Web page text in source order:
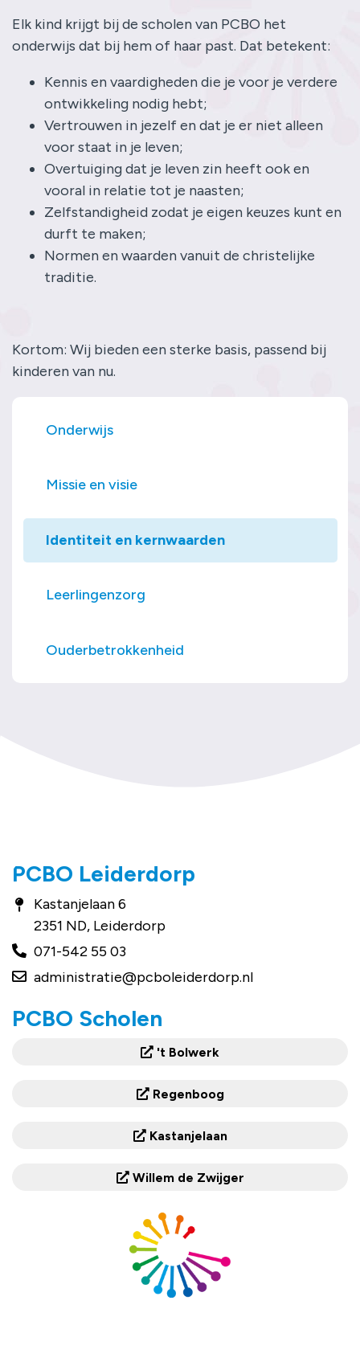
Elk kind krijgt bij de scholen van PCBO het
onderwijs dat bij hem of haar past. Dat betekent:
Kennis en vaardigheden die je voor je verdere
ontwikkeling nodig hebt;
Vertrouwen in jezelf en dat je er niet alleen
voor staat in je leven;
Overtuiging dat je leven zin heeft ook en
vooral in relatie tot je naasten;
Zelfstandigheid zodat je eigen keuzes kunt en
durft te maken;
Normen en waarden vanuit de christelijke
traditie.
Kortom: Wij bieden een sterke basis, passend bij
kinderen van nu.
Onderwijs
Missie en visie
Identiteit en kernwaarden
Leerlingenzorg
Ouderbetrokkenheid
PCBO Leiderdorp
Kastanjelaan 6
2351 ND, Leiderdorp
071-542 55 03
administratie@pcboleiderdorp.nl
PCBO Scholen
't Bolwerk
Regenboog
Kastanjelaan
Willem de Zwijger